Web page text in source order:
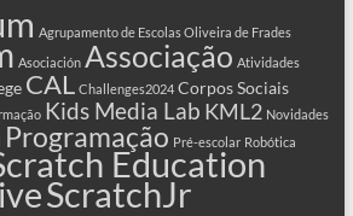
Agrupamento de Escolas Oliveira de Frades
Asociación Associação Atividades
CAL Challenges2024 Corpos Sociais
Kids Media Lab KML2 Novidades
Programação Pré-escolar Robótica
Education
ScratchJr